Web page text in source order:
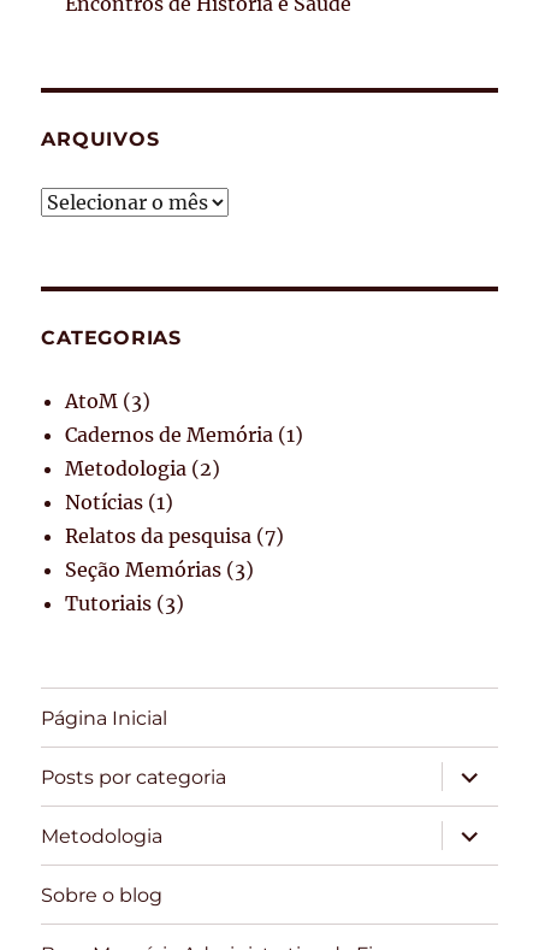
ARQUIVOS
Arquivos
CATEGORIAS
AtoM (3)
Cadernos de Memória (1)
Metodologia (2)
Notícias (1)
Relatos da pesquisa (7)
Seção Memórias (3)
Tutoriais (3)
Página Inicial
Posts por categoria
expandir
Metodologia
expandir
Sobre o blog